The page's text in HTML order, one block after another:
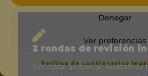
Denegar
Ver preferencias
Política de cookiesaviso
2 rondas de revisión
Sin coste adicional. Ajustamos